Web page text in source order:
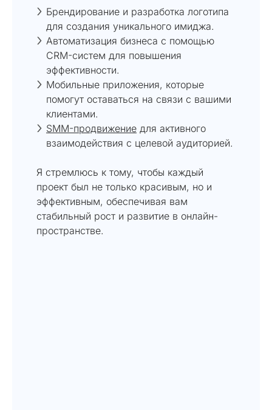
Брендирование и разработка логотипа
для создания уникального имиджа.
Автоматизация бизнеса с помощью
CRM-систем для повышения
эффективности.
Мобильные приложения, которые
помогут оставаться на связи с вашими
клиентами.
SMM-продвижение для активного
взаимодействия с целевой аудиторией.
Я стремлюсь к тому, чтобы каждый
проект был не только красивым, но и
эффективным, обеспечивая вам
стабильный рост и развитие в онлайн-
пространстве.